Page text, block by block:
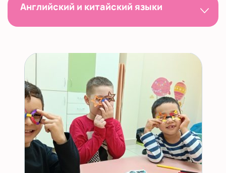
Английский и китайский языки